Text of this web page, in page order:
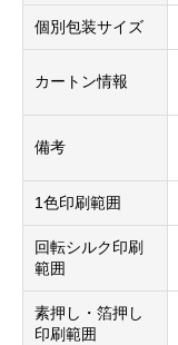
個別包装サイズ
カートン情報
備考
1色印刷範囲
回転シルク印刷
範囲
素押し・箔押し
印刷範囲